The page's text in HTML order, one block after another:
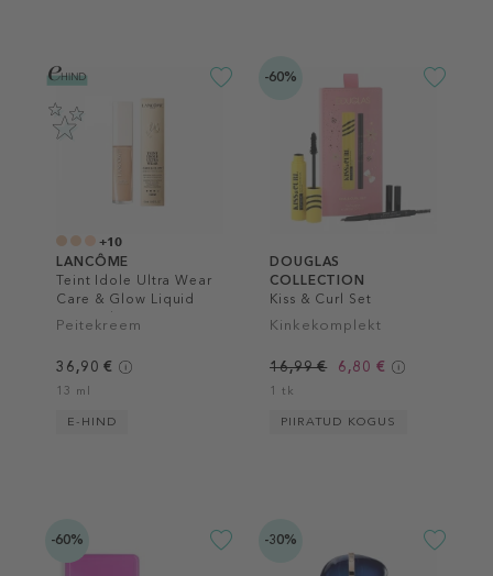
+10
LANCÔME
Teint Idole Ultra Wear
Care & Glow Liquid
Concealer
Peitekreem
36,90 €
13 ml
E-HIND
-60%
DOUGLAS
COLLECTION
Kiss & Curl Set
Kinkekomplekt
16,99 € 6,80 €
1 tk
PIIRATUD KOGUS
-60% -30%